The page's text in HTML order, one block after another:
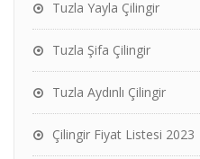
Tuzla Yayla Çilingir
Tuzla Şifa Çilingir
Tuzla Aydınlı Çilingir
Çilingir Fiyat Listesi 2023